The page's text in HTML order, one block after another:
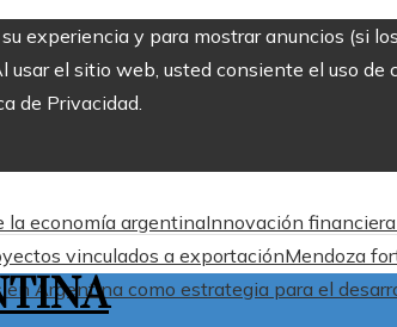
experiencia y para mostrar anuncios (si
el sitio web, usted consiente el uso
de Privacidad.
la economía argentinaInnovación
vinculados a exportaciónMendoza
Argentina como estrategia para el